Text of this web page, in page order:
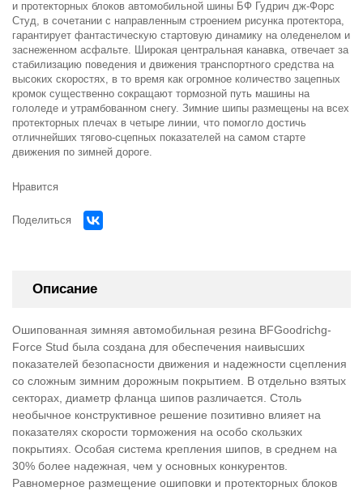
и протекторных блоков автомобильной шины БФ Гудрич дж-Форс
Студ, в сочетании с направленным строением рисунка протектора,
гарантирует фантастическую стартовую динамику на оледенелом и
заснеженном асфальте. Широкая центральная канавка, отвечает за
стабилизацию поведения и движения транспортного средства на
высоких скоростях, в то время как огромное количество зацепных
кромок существенно сокращают тормозной путь машины на
гололеде и утрамбованном снегу. Зимние шипы размещены на всех
протекторных плечах в четыре линии, что помогло достичь
отличнейших тягово-сцепных показателей на самом старте
движения по зимней дороге.
Нравится
Поделиться
Описание
Ошипованная зимняя автомобильная резина BFGoodrichg-
Force Stud была создана для обеспечения наивысших
показателей безопасности движения и надежности сцепления
со сложным зимним дорожным покрытием. В отдельно взятых
секторах, диаметр фланца шипов различается. Столь
необычное конструктивное решение позитивно влияет на
показателях скорости торможения на особо скользких
покрытиях. Особая система крепления шипов, в среднем на
30% более надежная, чем у основных конкурентов.
Равномерное размещение ошиповки и протекторных блоков